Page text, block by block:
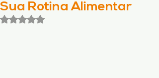
Sua Rotina Alimentar
Avaliado com NaN de 5 estrelas.